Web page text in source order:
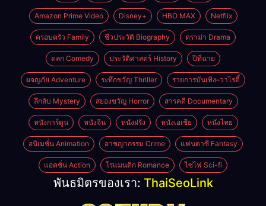
Amazon Prime Video Disney+ HBO MAX Netflix
ครอบครัว Family ชีวประวัติ Biography ดราม่า Drama
ตลก Comedy ประวัติศาสตร์ History ปีที่ฉาย
ผจญภัย Adventure ระทึกขวัญ Thriller รายการบันเทิง–วาไรตี้
ลึกลับ Mystery สยองขวัญ Horror สารคดี Documentary
หนังการ์ตูน หนังจีน หนังฝรั่ง หนังเอเชีย หนังไทย
อนิเมชั่น Animation อาชญากรรม Crime แฟนตาซี Fantasy
แอคชั่น Action โรแมนติก Romance ไซไฟ Sci-fi
พันธมิตรของเรา: ThaiSeoLink